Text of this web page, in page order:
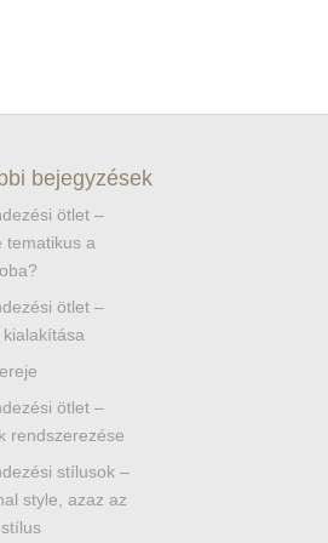
bejegyzések
ötlet –
tematikus a
ötlet –
ötlet –
rendszerezése
stílusok –
style, azaz az